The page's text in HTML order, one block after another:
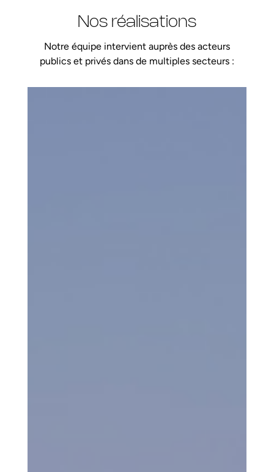
Nos réalisations
Notre équipe intervient auprès des acteurs
publics et privés dans de multiples secteurs :